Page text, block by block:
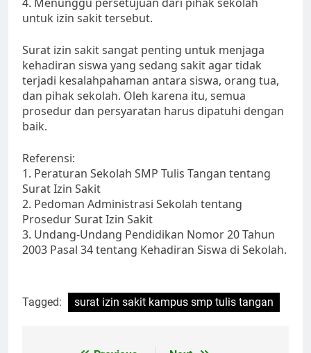
untuk izin sakit tersebut.
Surat izin sakit sangat penting untuk menjaga
kehadiran siswa yang sedang sakit agar tidak
terjadi kesalahpahaman antara siswa, orang tua,
dan pihak sekolah. Oleh karena itu, semua
prosedur dan persyaratan harus dipatuhi dengan
baik.
Referensi:
1. Peraturan Sekolah SMP Tulis Tangan tentang
Surat Izin Sakit
2. Pedoman Administrasi Sekolah tentang
Prosedur Surat Izin Sakit
3. Undang-Undang Pendidikan Nomor 20 Tahun
2003 Pasal 34 tentang Kehadiran Siswa di Sekolah.
Tagged: surat izin sakit kampus smp tulis tangan